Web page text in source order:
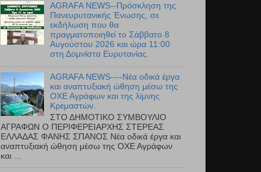
AGRAFA NEWS--Πρόσκληση της
Πανευρυτανικής Ένωσης, σε
εκδήλωση που θα
πραγματοποιηθεί το Σάββατο 8
Αυγούστου 2026 και ώρα 11:00
στη Δομνίστα Ευρυτανίας.
AGRAFA NEWS----Νέα οδικά έργα
και αναπτυξιακή ώθηση μέσω της
ΟΧΕ Αγράφων και της λίμνης
Κρεμαστών.
ΣΤΟ ΔΗΜΟΤΙΚΟ ΣΥΜΒΟΥΛΙΟ
ΑΓΡΑΦΩΝ Ο ΠΕΡΙΦΕΡΕΙΑΡΧΗΣ ΣΤΕΡΕΑΣ
ΕΛΛΑΔΑΣ ΦΑΝΗΣ ΣΠΑΝΟΣ Νέα οδικά έργα και
αναπτυξιακή ώθηση μέσω της ΟΧΕ Αγράφων
και ...